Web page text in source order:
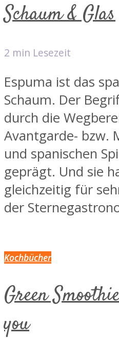
Schaum & Glas
2 min Lesezeit
Espuma ist das
Schaum. Der
durch die
Avantgarde- bzw.
und spanischen
geprägt. Und sie
gleichzeitig für
der
Kochbücher
Green
you